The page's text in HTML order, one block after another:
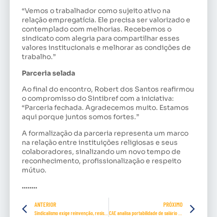
“Vemos o trabalhador como sujeito ativo na
relação empregatícia. Ele precisa ser valorizado e
contemplado com melhorias. Recebemos o
sindicato com alegria para compartilhar esses
valores institucionais e melhorar as condições de
trabalho.”
Parceria selada
Ao final do encontro, Robert dos Santos reafirmou
o compromisso do Sintibref com a iniciativa:
“Parceria fechada. Agradecemos muito. Estamos
aqui porque juntos somos fortes.”
A formalização da parceria representa um marco
na relação entre instituições religiosas e seus
colaboradores, sinalizando um novo tempo de
reconhecimento, profissionalização e respeito
mútuo.
……..
ANTERIOR
Sindicalismo exige reinvenção, resistência e reconexão com os trabalhadores
PRÓXIMO